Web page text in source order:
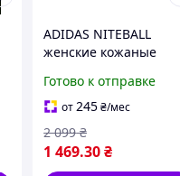
ADIDAS NITEBALL
женские кожаные
Готово к отправке
от245₴/мес
1 469.30₴
2 099 ₴